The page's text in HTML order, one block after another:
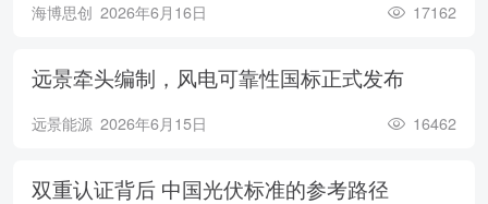
海博思创 2026年6月16日 17162
远景牵头编制，风电可靠性国标正式发布
远景能源 2026年6月15日 16462
双重认证背后 中国光伏标准的参考路径